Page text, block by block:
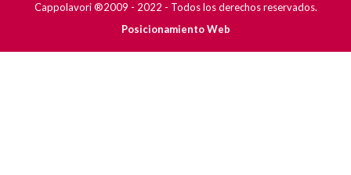
Cappolavori ®2009 - 2022 - Todos los derechos reservados.
Posicionamiento Web